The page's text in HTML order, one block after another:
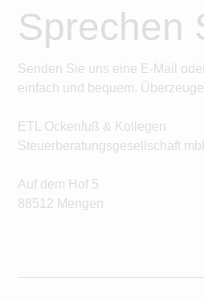
Sprechen
Senden Sie uns eine E-Mail
einfach und bequem.
ETL Ockenfuß & Kollegen
Steuerberatungsgesellschaft
Auf dem Hof 5
88512 Mengen